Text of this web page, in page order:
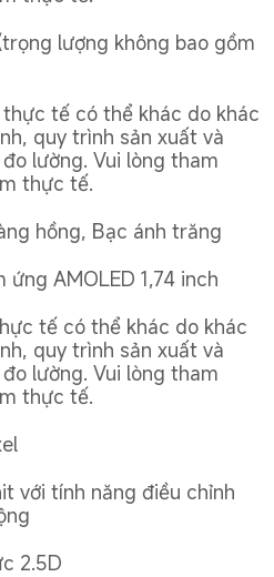
lượng không bao gồm
tế có thể khác do khác
quy trình sản xuất và
lường. Vui lòng tham
thực tế.
hồng, Bạc ánh trăng
ứng AMOLED 1,74 inch
tế có thể khác do khác
quy trình sản xuất và
lường. Vui lòng tham
thực tế.
với tính năng điều chỉnh
2.5D